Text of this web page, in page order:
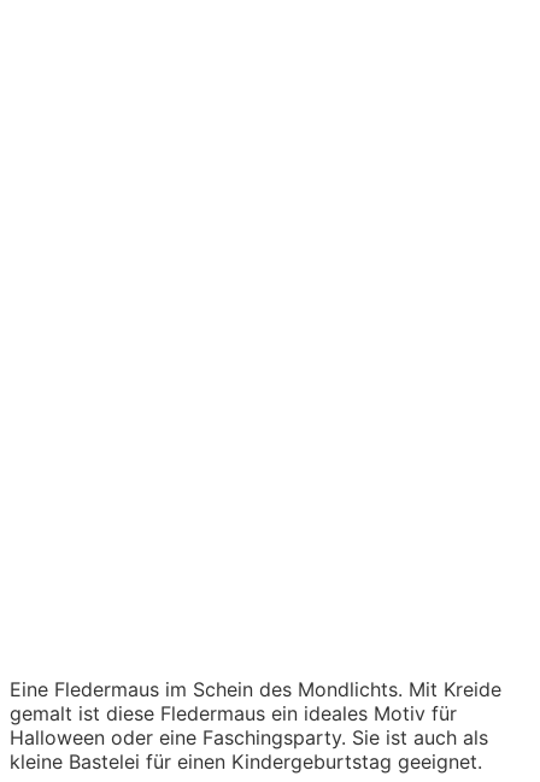
Eine Fledermaus im Schein des Mondlichts. Mit Kreide
gemalt ist diese Fledermaus ein ideales Motiv für
Halloween oder eine Faschingsparty. Sie ist auch als
kleine Bastelei für einen Kindergeburtstag geeignet.